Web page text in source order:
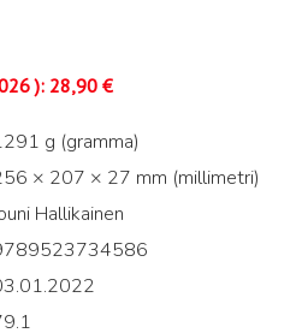
): 28,90 €
g (gramma)
× 207 × 27 mm (millimetri)
Hallikainen